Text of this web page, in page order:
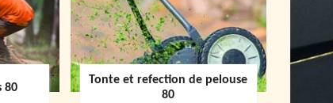
80
Tonte et refection de pelouse
80